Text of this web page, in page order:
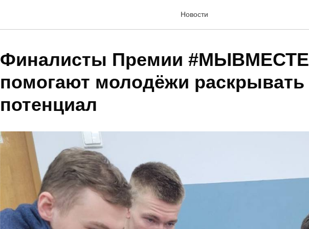
Новости
Финалисты Премии #МЫВМЕСТЕ
помогают молодёжи раскрывать
потенциал